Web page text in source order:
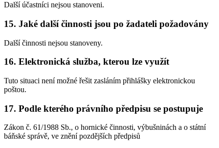
Další účastníci nejsou stanoveni.
15. Jaké další činnosti jsou po žadateli požadovány
Další činnosti nejsou stanoveny.
16. Elektronická služba, kterou lze využít
Tuto situaci není možné řešit zasláním přihlášky elektronickou
poštou.
17. Podle kterého právního předpisu se postupuje
Zákon č. 61/1988 Sb., o hornické činnosti, výbušninách a o státní
báňské správě, ve znění pozdějších předpisů